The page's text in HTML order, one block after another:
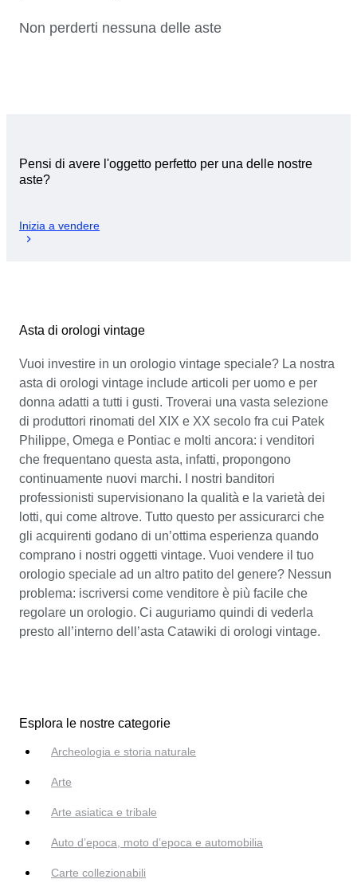
Non perderti nessuna delle aste
Pensi di avere l'oggetto perfetto per una delle nostre
aste?
Inizia a vendere
Asta di orologi vintage
Vuoi investire in un orologio vintage speciale? La nostra
asta di orologi vintage include articoli per uomo e per
donna adatti a tutti i gusti. Troverai una vasta selezione
di produttori rinomati del XIX e XX secolo fra cui Patek
Philippe, Omega e Pontiac e molti ancora: i venditori
che frequentano questa asta, infatti, propongono
continuamente nuovi marchi. I nostri banditori
professionisti supervisionano la qualità e la varietà dei
lotti, qui come altrove. Tutto questo per assicurarci che
gli acquirenti godano di un’ottima esperienza quando
comprano i nostri oggetti vintage. Vuoi vendere il tuo
orologio speciale ad un altro patito del genere? Nessun
problema: iscriversi come venditore è più facile che
regolare un orologio. Ci auguriamo quindi di vederla
presto all’interno dell’asta Catawiki di orologi vintage.
Esplora le nostre categorie
Archeologia e storia naturale
Arte
Arte asiatica e tribale
Auto d’epoca, moto d’epoca e automobilia
Carte collezionabili